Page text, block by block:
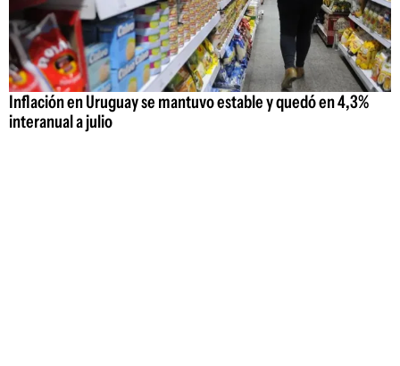
Inflación en Uruguay se mantuvo estable y quedó en 4,3%
interanual a julio